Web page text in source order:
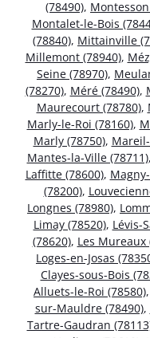
(78490),
Montalet-le-Bois
(78840), Mittainville
Millemont (78940),
Seine (78970),
(78270), Méré (78490),
Maurecourt (78780),
Marly-le-Roi (78160),
Marly (78750),
Mantes-la-Ville (78711),
Laffitte (78600),
(78200),
Longnes (78980),
Limay (78520), Lévis-
(78620), Les Mureaux
Loges-en-Josas
Clayes-sous-Bois
Alluets-le-Roi (78580),
sur-Mauldre (78490),
Tartre-Gaudran